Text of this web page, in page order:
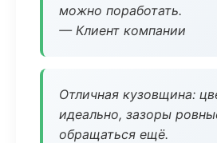
можно поработать.
— Клиент компании
Отличная кузовщина:
идеально, зазоры
обращаться ещё.